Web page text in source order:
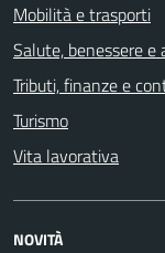
Mobilità e trasporti
Salute, benessere e
Tributi, finanze e
Turismo
Vita lavorativa
NOVITÀ